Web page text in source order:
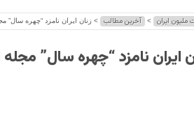
ملیون ایران > آخرین مطالب > زنان ایران نامزد “چهره سال”
ایران نامزد “چهره سال”